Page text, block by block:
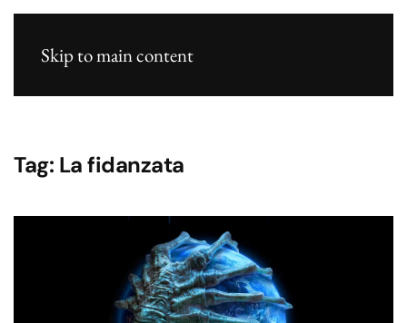
Skip to main content
Tag: La fidanzata